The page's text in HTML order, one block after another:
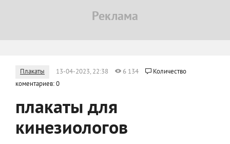
Плакаты 13-04-2023, 22:38 6 134
Количество
коментариев: 0
плакаты для
кинезиологов